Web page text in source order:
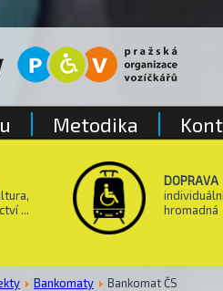
...
DOPRAVA
hromadná
Bankomaty Bankomat ČS
Metodika